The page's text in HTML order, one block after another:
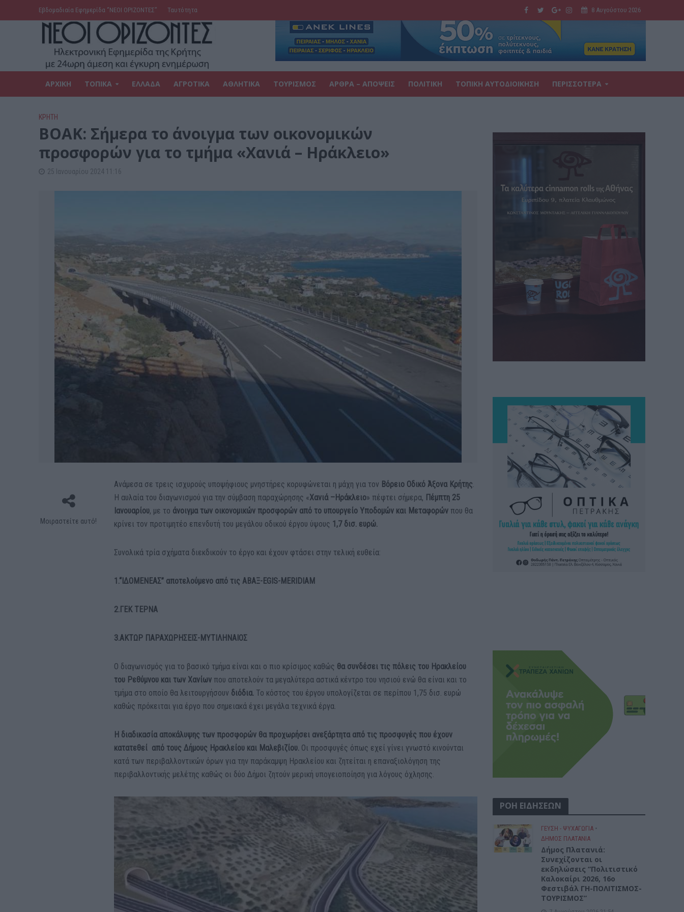
Εβδομαδιαία Εφημερίδα ‘’ΝΕΟΙ ΟΡΙΖΟΝΤΕΣ’’ Ταυτότητα 8 Αυγούστου 2026
ΑΡΧΙΚΗ ΤΟΠΙΚΑ ΕΛΛΑΔΑ ΑΓΡΟΤΙΚΑ ΑΘΛΗΤΙΚΑ ΤΟΥΡΙΣΜΟΣ ΑΡΘΡΑ – ΑΠΟΨΕΙΣ ΠΟΛΙΤΙΚΗ ΤΟΠΙΚΗ ΑΥΤΟΔΙΟΙΚΗΣΗ ΠΕΡΙΣΣΟΤΕΡΑ
ΚΡΗΤΗ
ΒΟΑΚ: Σήμερα το άνοιγμα των οικονομικών
προσφορών για το τμήμα «Χανιά – Ηράκλειο»
25 Ιανουαρίου 2024 11:16
Μοιραστείτε αυτό!
Ανάμεσα σε τρεις ισχυρούς υποψήφιους μνηστήρες κορυφώνεται η μάχη για τον Βόρειο Οδικό Άξονα Κρήτης.
Η αυλαία του διαγωνισμού για την σύμβαση παραχώρησης «Χανιά –Ηράκλειο» πέφτει σήμερα, Πέμπτη 25
Ιανουαρίου, με το άνοιγμα των οικονομικών προσφορών από το υπουργείο Υποδομών και Μεταφορών που θα
κρίνει τον προτιμητέο επενδυτή του μεγάλου οδικού έργου ύψους 1,7 δισ. ευρώ.
Συνολικά τρία σχήματα διεκδικούν το έργο και έχουν φτάσει στην τελική ευθεία:
1.“ΙΔΟΜΕΝΕΑΣ” αποτελούμενο από τις ΑΒΑΞ-EGIS-MERIDIAM
2.ΓΕΚ ΤΕΡΝΑ
3.ΑΚΤΩΡ ΠΑΡΑΧΩΡΗΣΕΙΣ-ΜΥΤΙΛΗΝΑΙΟΣ
Ο διαγωνισμός για το βασικό τμήμα είναι και ο πιο κρίσιμος καθώς θα συνδέσει τις πόλεις του Ηρακλείου
του Ρεθύμνου και των Χανίων που αποτελούν τα μεγαλύτερα αστικά κέντρο του νησιού ενώ θα είναι και το
τμήμα στο οποίο θα λειτουργήσουν διόδια. Το κόστος του έργου υπολογίζεται σε περίπου 1,75 δισ. ευρώ
καθώς πρόκειται για έργο που σημειακά έχει μεγάλα τεχνικά έργα.
Η διαδικασία αποκάλυψης των προσφορών θα προχωρήσει ανεξάρτητα από τις προσφυγές που έχουν
κατατεθεί από τους Δήμους Ηρακλείου και Μαλεβιζίου. Οι προσφυγές όπως εχεί γίνει γνωστό κινούνται
κατά των περιβαλλοντικών όρων για την παράκαμψη Ηρακλείου και ζητείται η επαναξιολόγηση της
περιβαλλοντικής μελέτης καθώς οι δύο Δήμοι ζητούν μερική υπογειοποίηση για λόγους όχλησης.
ΡΟΗ ΕΙΔΗΣΕΩΝ
ΓΕΎΣΗ - ΨΥΧΑΓΩΓΊΑ •
ΔΉΜΟΣ ΠΛΑΤΑΝΙΆ
Δήμος Πλατανιά:
Συνεχίζονται οι
εκδηλώσεις “Πολιτιστικό
Καλοκαίρι 2026, 16ο
Φεστιβάλ ΓΗ-ΠΟΛΙΤΙΣΜΟΣ-
ΤΟΥΡΙΣΜΟΣ”